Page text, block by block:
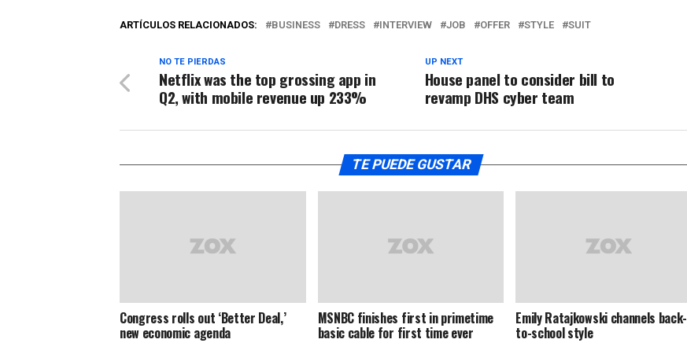
ARTÍCULOS RELACIONADOS: BUSINESS DRESS INTERVIEW JOB OFFER STYLE SUIT
UP NEXT
House panel to consider bill to
revamp DHS cyber team
NO TE PIERDAS
Netflix was the top grossing app in
Q2, with mobile revenue up 233%
TE PUEDE GUSTAR
Congress rolls out ‘Better Deal,’
new economic agenda
MSNBC finishes first in primetime
basic cable for first time ever
Emily Ratajkowski channels back-
to-school style